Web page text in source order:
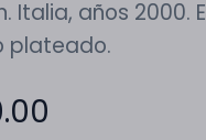
Italia, años 2000.
plateado.